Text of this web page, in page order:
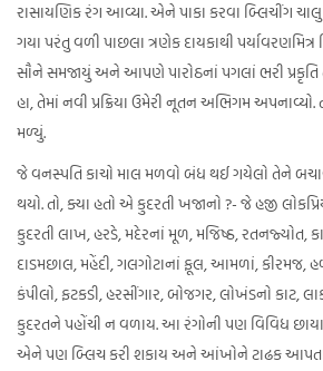
રાસાયણિક રંગ આવ્યા. એને પાકા કરવા બ્લિચીંગ
ગયા પરંતુ વળી પાછલા ત્રણેક દાયકાથી પર્યાવરણમિત્ર
સૌને સમજાયું અને આપણે પારોઠનાં પગલાં ભરી પ્રકૃતિ
હા, તેમાં નવી પ્રક્રિયા ઉમેરી નૂતન અભિગમ
મળ્યું.
જે વનસ્પતિ કાચો માલ મળવો બંધ થઈ ગયેલો તેને
થયો. તો, ક્યા હતો એ કુદરતી ખજાનો ?- જે હજી
કુદરતી લાખ, હરડે, મદેરનાં મૂળ, મજિષ્ઠ, રતનજ્યોત,
દાડમછાલ, મહેંદી, ગલગોટાનાં ફૂલ, આમળાં, કીરમજ,
કંપીલો, ફટકડી, હરસીંગાર, બોજગર, લોખંડનો કાટ,
કુદરતને પહોંચી ન વળાય. આ રંગોની પણ વિવિધ
એને પણ બ્લિચ કરી શકાય અને આંખોને ટાઢક